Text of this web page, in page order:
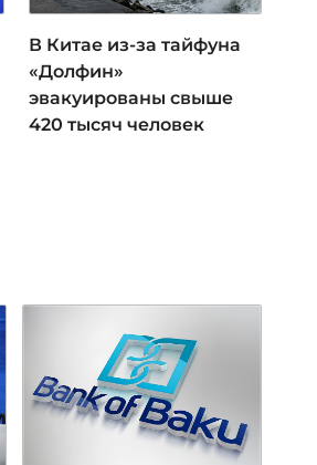
В Китае из-за тайфуна
«Долфин»
эвакуированы свыше
420 тысяч человек